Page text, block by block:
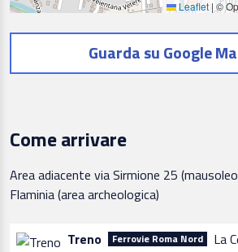
Leaflet | ©
Guarda su Google
Come arrivare
Area adiacente via Sirmione 25
Flaminia (area archeologica)
Treno Ferrovie Roma Nord La